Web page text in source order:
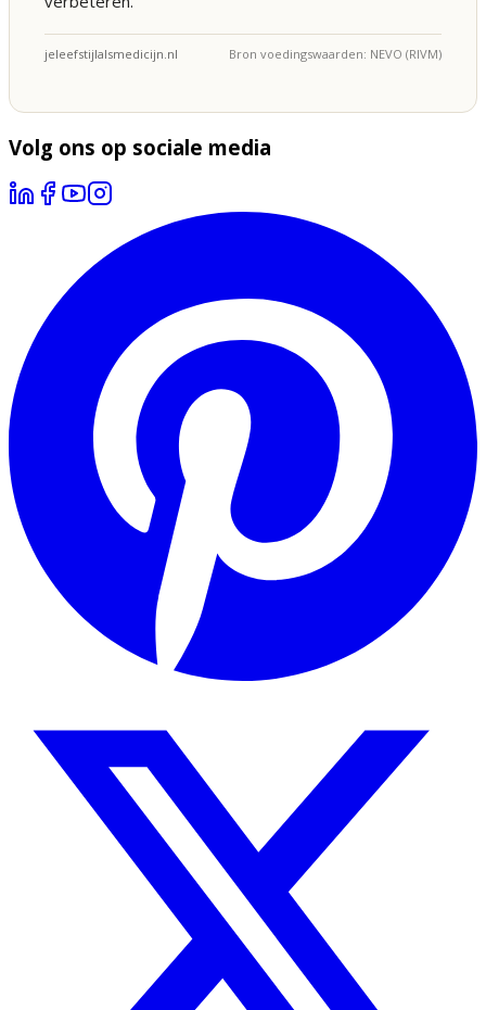
jeleefstijlalsmedicijn.nl Bron voedingswaarden: NEVO (RIVM)
Volg ons op sociale media